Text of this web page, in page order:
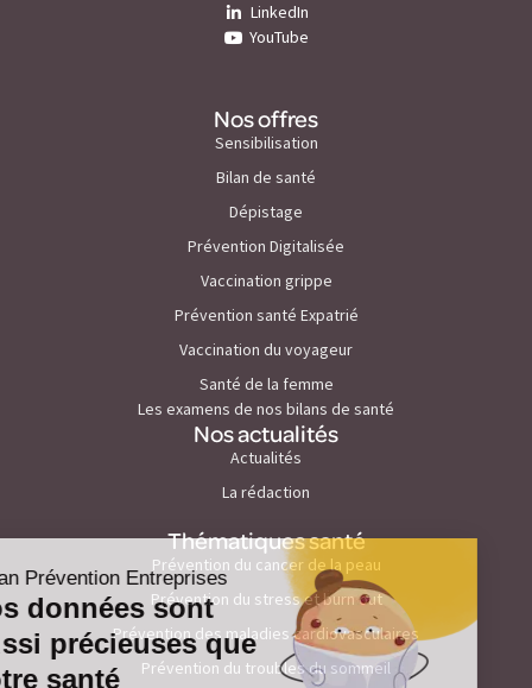
LinkedIn
YouTube
Nos offres
Sensibilisation
Bilan de santé
Dépistage
Prévention Digitalisée
Vaccination grippe
Prévention santé Expatrié
Vaccination du voyageur
Santé de la femme
Les examens de nos bilans de santé
Nos actualités
Actualités
La rédaction
Thématiques santé
Prévention du cancer de la peau
Prévention du stress et burn out
Prévention des maladies cardiovasculaires
Prévention du troubles du sommeil